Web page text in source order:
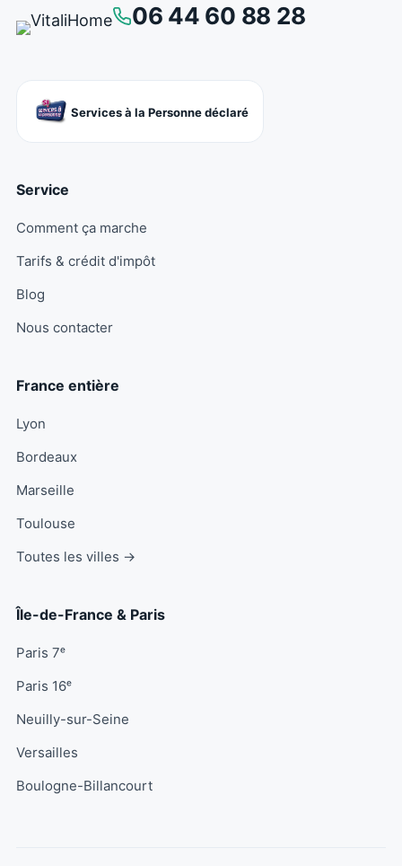
06 44 60 88 28
Services à la Personne déclaré
Service
Comment ça marche
Tarifs & crédit d'impôt
Blog
Nous contacter
France entière
Lyon
Bordeaux
Marseille
Toulouse
Toutes les villes →
Île-de-France & Paris
Paris 7ᵉ
Paris 16ᵉ
Neuilly-sur-Seine
Versailles
Boulogne-Billancourt